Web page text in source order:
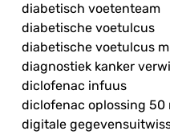
diabetisch voetenteam
diabetische voetulcus
diabetische voetulcus
diagnostiek kanker
diclofenac infuus
diclofenac oplossing 50
digitale